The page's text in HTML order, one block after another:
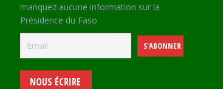
manquez aucune information sur la
Présidence du Faso
NOUS ÉCRIRE